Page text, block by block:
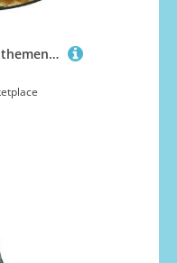
ZAQXSWCDEV Chrysanthemen Halloween Hut - Gruseliges Party-Kostüm-Accessoire mit Volldruck-Design - Leichter faltbarer Hexenhut für Halloween, Karneval, Maskerade & Rollenspiel-Events